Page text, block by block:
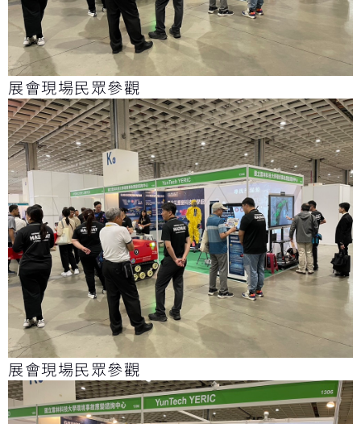
展會現場民眾參觀
展會現場民眾參觀